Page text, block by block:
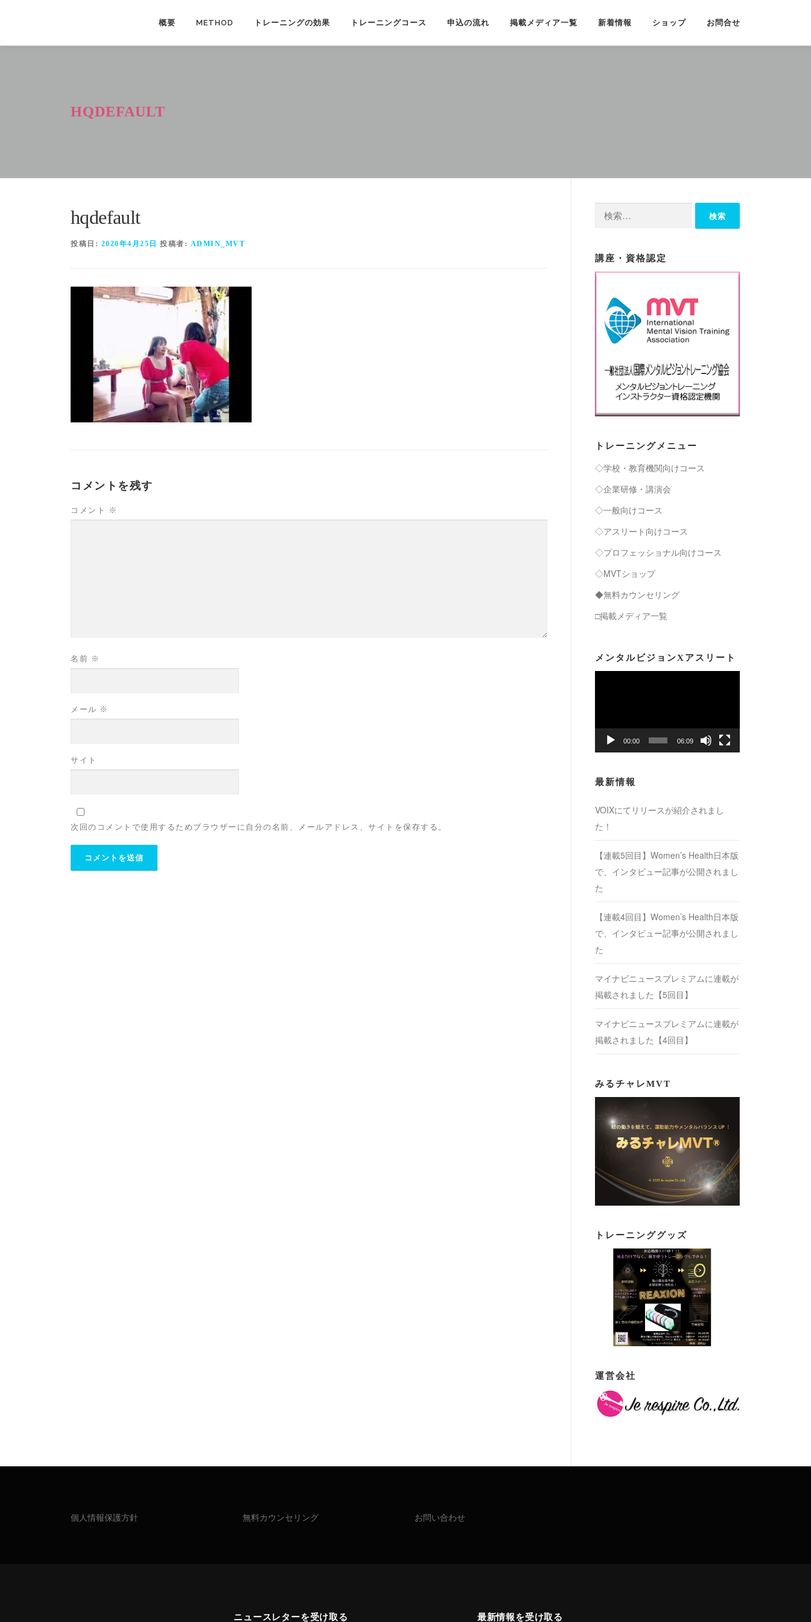
概要 METHOD トレーニングの効果 トレーニングコース 申込の流れ 掲載メディア一覧 新着情報 ショップ お問合せ
HQDEFAULT
hqdefault
投稿日: 2020年4月25日 投稿者: ADMIN_MVT
コメントを残す
コメント ※
名前 ※
メール ※
サイト
次回のコメントで使用するためブラウザーに自分の名前、メールアドレス、サイトを保存する。
講座・資格認定
トレーニングメニュー
◇学校・教育機関向けコース
◇企業研修・講演会
◇一般向けコース
◇アスリート向けコース
◇プロフェッショナル向けコース
◇MVTショップ
◆無料カウンセリング
□掲載メディア一覧
メンタルビジョンXアスリート
レ
ー
00:00 06:09
最新情報
VOIXにてリリースが紹介されまし
た！
【連載5回目】Women’s Health日本版
で、インタビュー記事が公開されまし
た
【連載4回目】Women’s Health日本版
で、インタビュー記事が公開されまし
た
マイナビニュースプレミアムに連載が
掲載されました【5回目】
マイナビニュースプレミアムに連載が
掲載されました【4回目】
みるチャレMVT
トレーニンググッズ
運営会社
個人情報保護方針 無料カウンセリング お問い合わせ
ニュースレターを受け取る 最新情報を受け取る